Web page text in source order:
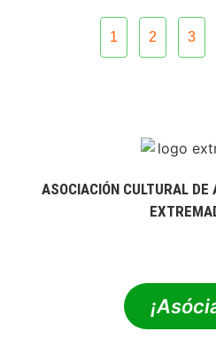
1 2 3
ASOCIACIÓN CULTURAL DE